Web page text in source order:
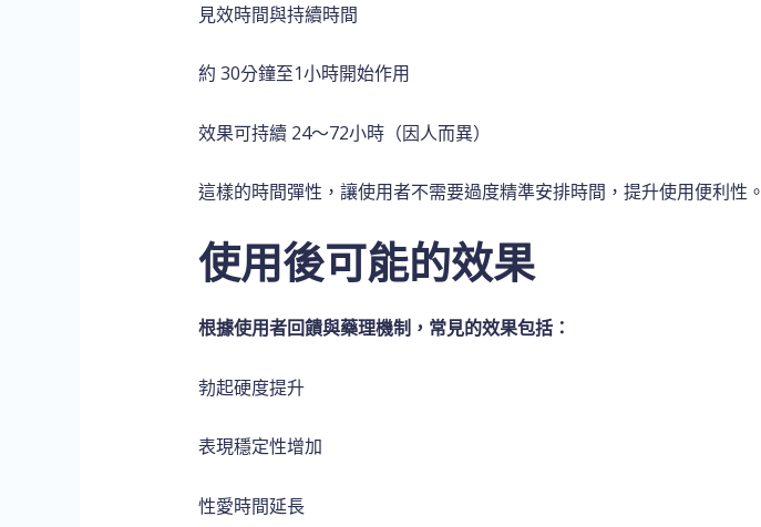
見效時間與持續時間
約 30分鐘至1小時開始作用
效果可持續 24～72小時（因人而異）
這樣的時間彈性，讓使用者不需要過度精準安排時間，提升使用便利性。
使用後可能的效果
根據使用者回饋與藥理機制，常見的效果包括：
勃起硬度提升
表現穩定性增加
性愛時間延長